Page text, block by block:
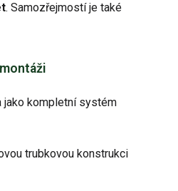
. Samozřejmostí je také
jako kompletní systém
trubkovou konstrukci